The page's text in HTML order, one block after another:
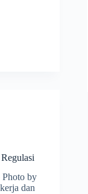
Photo by
dan